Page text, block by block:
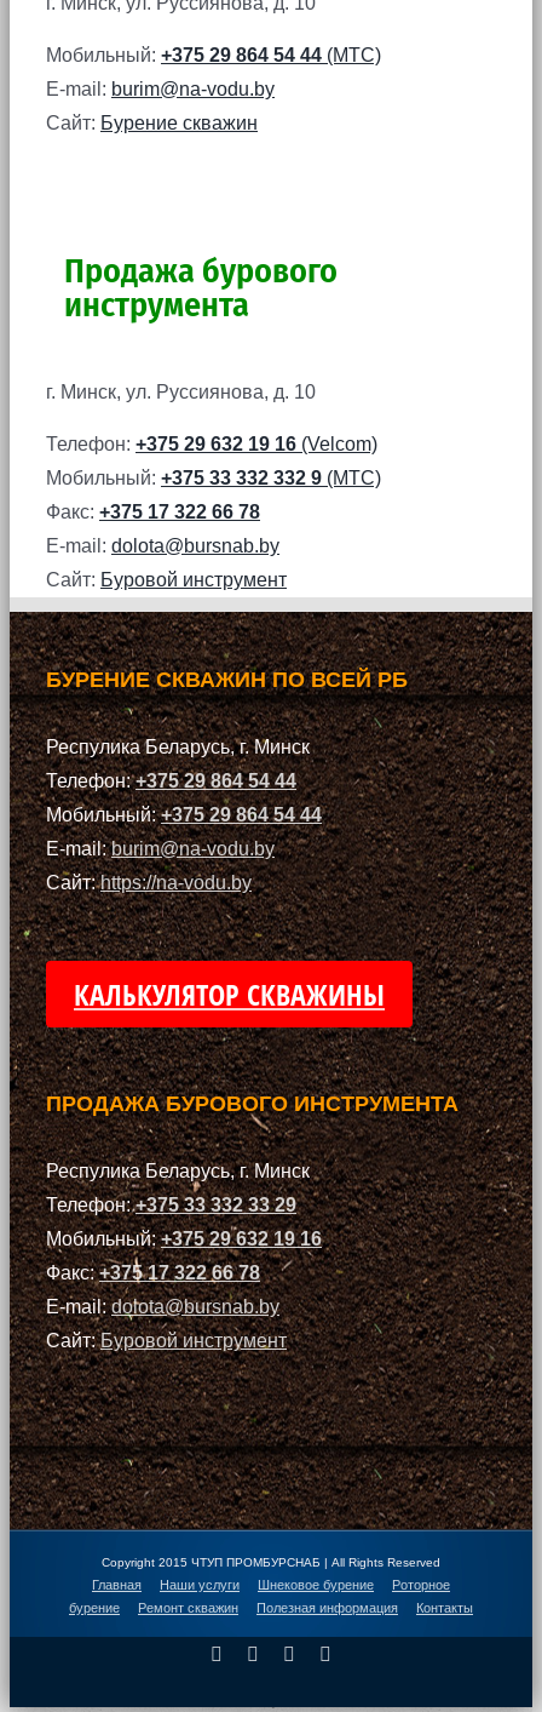
Мобильный: +375 29 864 54 44 (МТС)
E-mail: burim@na-vodu.by
Сайт: Бурение скважин
Продажа бурового
инструмента
г. Минск, ул. Руссиянова, д. 10
Телефон: +375 29 632 19 16 (Velcom)
Мобильный: +375 33 332 332 9 (МТС)
Факс: +375 17 322 66 78
E-mail: dolota@bursnab.by
Сайт: Буровой инструмент
БУРЕНИЕ СКВАЖИН ПО ВСЕЙ РБ
Респулика Беларусь, г. Минск
Телефон:+375 29 864 54 44
Мобильный:+375 29 864 54 44
E-mail:burim@na-vodu.by
Сайт:https://na-vodu.by
КАЛЬКУЛЯТОР СКВАЖИНЫ
ПРОДАЖА БУРОВОГО ИНСТРУМЕНТА
Респулика Беларусь, г. Минск
Телефон:+375 33 332 33 29
Мобильный:+375 29 632 19 16
Факс:+375 17 322 66 78
E-mail:dolota@bursnab.by
Сайт:Буровой инструмент
Copyright 2015 ЧТУП ПРОМБУРСНАБ | All Rights Reserved
Главная Наши услуги Шнековое бурение
Роторное
бурение
Ремонт скважин Полезная информация Контакты
Facebook Instagram